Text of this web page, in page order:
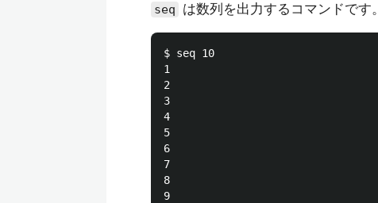
seq は数列を出力するコマンドです。
$ seq 10
1
2
3
4
5
6
7
8
9